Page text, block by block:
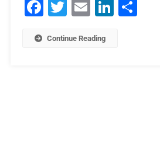
Facebook
Twitter Email LinkedIn
Continue Reading